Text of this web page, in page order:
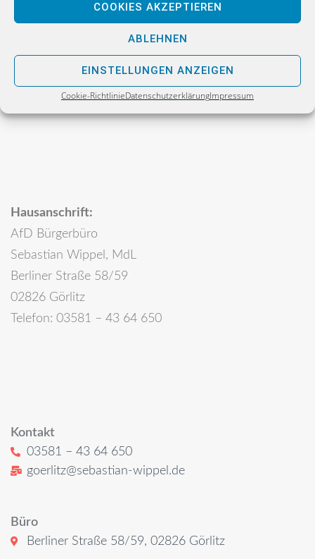
COOKIES AKZEPTIEREN
ABLEHNEN
EINSTELLUNGEN ANZEIGEN
Cookie-RichtlinieDatenschutzerklärungImpressum
Sebastian Wippel
Alternative für Deutschland
Bürgerbüro
Postfach 30 06 17
02811 Görlitz
Hausanschrift:
AfD Bürgerbüro
Sebastian Wippel, MdL
Berliner Straße 58/59
02826 Görlitz
Telefon: 03581 – 43 64 650
Kontakt
03581 – 43 64 650
goerlitz@sebastian-wippel.de
Büro
Berliner Straße 58/59, 02826 Görlitz